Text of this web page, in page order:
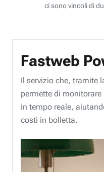
ci sono vincoli di
Fastweb
Il servizio che, tramite
permette di
in tempo reale,
costi in bolletta.